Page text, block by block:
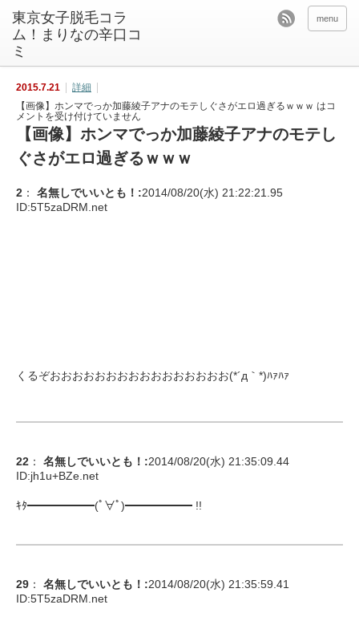
東京女子脱毛コラ
ム！まりなの辛口コ
ミ
menu
2015.7.21
詳細
【画像】ホンマでっか加藤綾子アナのモテしぐさがエロ過ぎるｗｗｗ はコ
メントを受け付けていません
【画像】ホンマでっか加藤綾子アナのモテし
ぐさがエロ過ぎるｗｗｗ
2 ： 名無しでいいとも！ :2014/08/20(水) 21:22:21.95
ID:5T5zaDRM.net
くるぞおおおおおおおおおおおおおおおお(*´д｀*)ﾊｧﾊｧ
22 ： 名無しでいいとも！ :2014/08/20(水) 21:35:09.44
ID:jh1u+BZe.net
ｷﾀ━━━━━━(ﾟ∀ﾟ)━━━━━━ !!
29 ： 名無しでいいとも！ :2014/08/20(水) 21:35:59.41
ID:5T5zaDRM.net